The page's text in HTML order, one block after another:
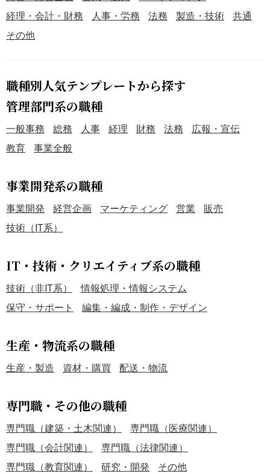
経理・会計・財務
人事・労務 法務 製造・技術
共通
その他
職種別人気テンプレートから探す
管理部門系の職種
一般事務 総務 人事 経理 財務 法務
広報・宣伝
教育
事業全般
事業開発系の職種
事業開発 経営企画 マーケティング 営業
販売
技術（IT系）
IT・技術・クリエイティブ系の職種
技術（非IT系）
情報処理・情報システム
保守・サポート
編集・編成・制作・デザイン
生産・物流系の職種
生産・製造 資材・購買 配送・物流
専門職・その他の職種
専門職（建築・土木関連）
専門職（医療関連）
専門職（会計関連）
専門職（法律関連）
専門職（教育関連）
研究・開発 その他